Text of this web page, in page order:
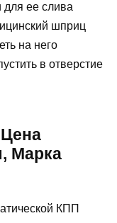
для ее слива
шприц
на него
в отверстие
Марка
КПП